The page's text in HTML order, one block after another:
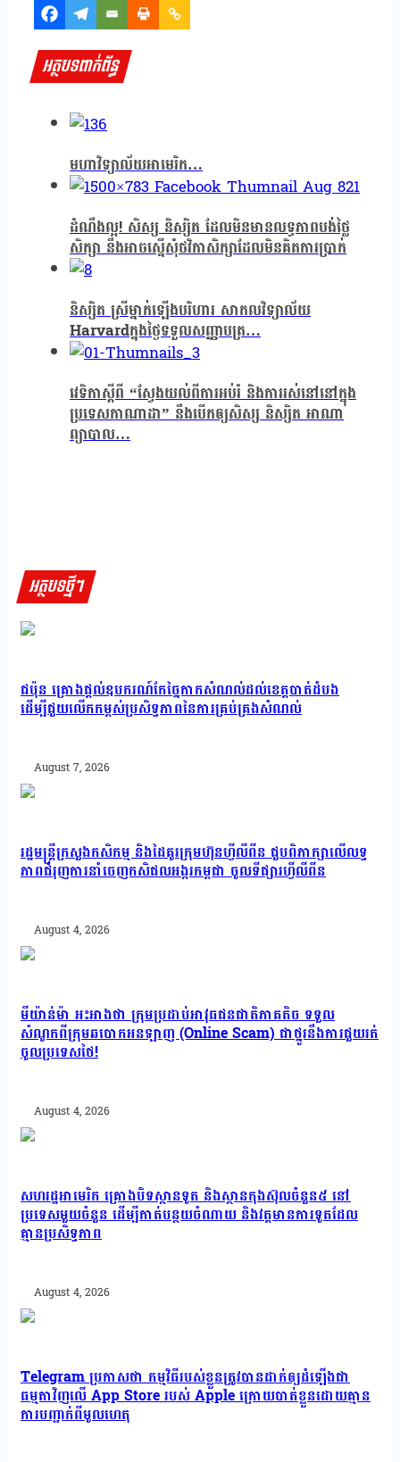
អត្ថបទពាក់ព័ន្ធ
មហាវិទ្យាល័យអាមេរិក…
ដំណឹងល្អ! សិស្ស និស្សិត ដែលមិនមានលទ្ធភាពបង់ថ្លៃ
សិក្សា នឹងអាចស្នើសុំថវិកាសិក្សាដែលមិនគិតការប្រាក់
និស្សិត ស្រីម្នាក់ឡើងបរិហារ សាកលវិទ្យាល័យ
Harvard​ក្នុងថ្ងៃទទួលសញ្ញាបត្រ…
វេទិកាស្ដីពី “ស្វែងយល់ពីការអប់រំ និងការរស់នៅនៅក្នុង
ប្រទេសកាណាដា” នឹងបើកឲ្យសិស្ស និស្សិត អាណា
ព្យាបាល…
អត្ថបទថ្មីៗ
ជប៉ុន គ្រោងផ្តល់ឧបករណ៍កែច្នៃកាកសំណល់ដល់ខេត្តបាត់ដំបង
ដើម្បីជួយលើកកម្ពស់ប្រសិទ្ធភាពនៃការគ្រប់គ្រងសំណល់
August 7, 2026
រដ្ឋមន្រ្តីក្រសួងកសិកម្ម និងដៃគូរក្រុមហ៊ុនហ្វីលីពីន ជួបពិភាក្សាលើលទ្ធ
ភាពជំរុញការនាំចេញកសិផលអង្ករកម្ពុជា ចូលទីផ្សារហ្វីលីពីន
August 4, 2026
មីយ៉ាន់ម៉ា អះអាងថា ក្រុមប្រដាប់អាវុធជនជាតិភាគតិច ទទួល
សំណូកពីក្រុមឆបោកអនឡាញ (Online Scam) ជាថ្នូរនឹងការជួយរត់
ចូលប្រទេសថៃ!
August 4, 2026
សហរដ្ឋអាមេរិក គ្រោងបិទស្ថានទូត និងស្ថានកុងស៊ុលចំនួន៥ នៅ
ប្រទេសមួយចំនួន ដើម្បីកាត់បន្ថយចំណាយ និងវត្តមានការទូតដែល
គ្មានប្រសិទ្ធភាព
August 4, 2026
Telegram ប្រកាសថា កម្មវិធីរបស់ខ្លួនត្រូវបានដាក់ឲ្យដំឡើងជា
ធម្មតាវិញលើ App Store របស់ Apple ក្រោយបាត់ខ្លួនដោយគ្មាន
ការបញ្ជាក់ពីមូលហេតុ